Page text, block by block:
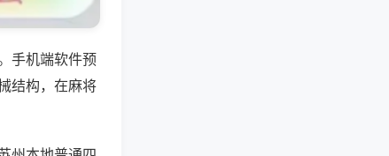
手机端软件预
结构，在麻将